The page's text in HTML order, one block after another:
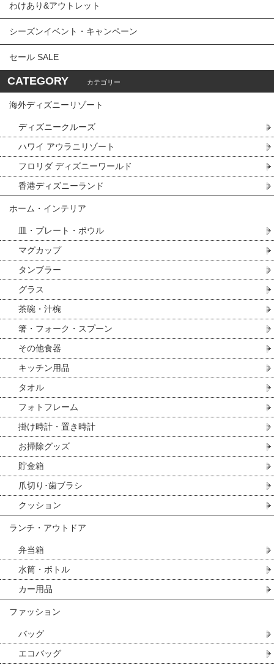
わけあり&アウトレット
シーズンイベント・キャンペーン
セール SALE
CATEGORY カテゴリー
海外ディズニーリゾート
ディズニークルーズ
ハワイ アウラニリゾート
フロリダ ディズニーワールド
香港ディズニーランド
ホーム・インテリア
皿・プレート・ボウル
マグカップ
タンブラー
グラス
茶碗・汁椀
箸・フォーク・スプーン
その他食器
キッチン用品
タオル
フォトフレーム
掛け時計・置き時計
お掃除グッズ
貯金箱
爪切り･歯ブラシ
クッション
ランチ・アウトドア
弁当箱
水筒・ボトル
カー用品
ファッション
バッグ
エコバッグ